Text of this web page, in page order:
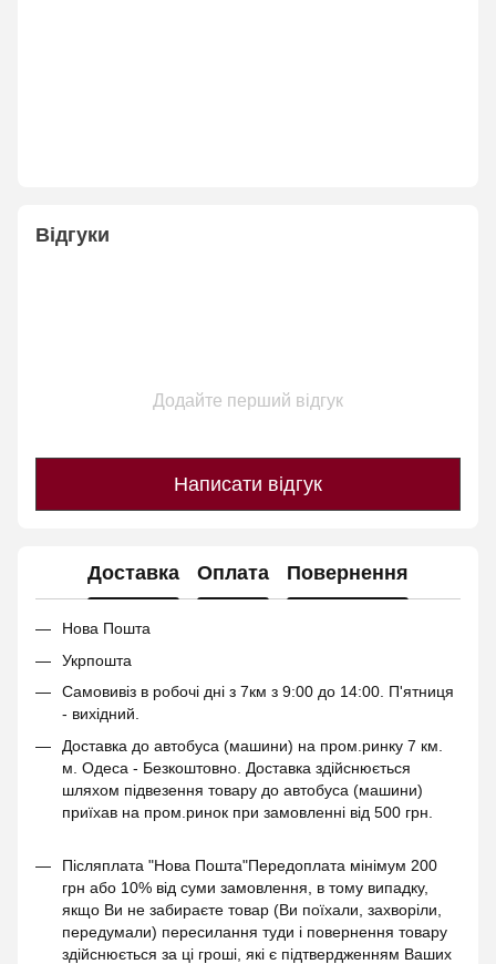
Відгуки
Додайте перший відгук
Написати відгук
Доставка Оплата Повернення
Нова Пошта
Укрпошта
Самовивіз в робочі дні з 7км з 9:00 до 14:00. П'ятниця
- вихідний.
Доставка до автобуса (машини) на пром.ринку 7 км.
м. Одеса - Безкоштовно. Доставка здійснюється
шляхом підвезення товару до автобуса (машини)
приїхав на пром.ринок при замовленні від 500 грн.
Післяплата "Нова Пошта"Передоплата мінімум 200
грн або 10% від суми замовлення, в тому випадку,
якщо Ви не забираєте товар (Ви поїхали, захворіли,
передумали) пересилання туди і повернення товару
здійснюється за ці гроші, які є підтвердженням Ваших